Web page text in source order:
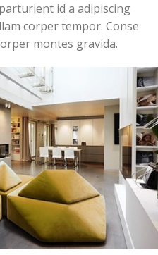
id a adipiscing
corper tempor. Conse
montes gravida.